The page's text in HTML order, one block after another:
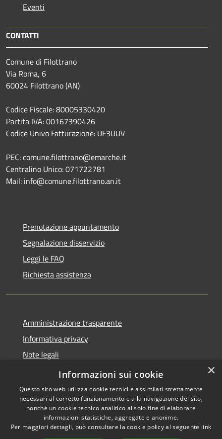
Eventi
CONTATTI
Comune di Filottrano
Via Roma, 6
60024 Filottrano (AN)
Codice Fiscale: 80005330420
Partita IVA: 00167390426
Codice Univo Fatturazione: UF3UUV
PEC: comune.filottrano@emarche.it
Centralino Unico: 071722781
Mail: info@comune.filottrano.an.it
Prenotazione appuntamento
Segnalazione disservizio
Leggi le FAQ
Richiesta assistenza
Amministrazione trasparente
Informativa privacy
Note legali
Dichiarazione di accessibilità
Accessibilità
Copyright © 2026 • Comune di
Filottrano • Powered by
×
Informazioni sui cookie
Questo sito web utilizza cookie tecnici e assimilati strettamente
necessari al corretto funzionamento e alla navigazione del sito,
nonché un cookie tecnico analitico al solo fine di elaborare
informazioni statistiche, aggregate e anonime.
Per maggiori dettagli, può consultare la cookie policy al seguente link